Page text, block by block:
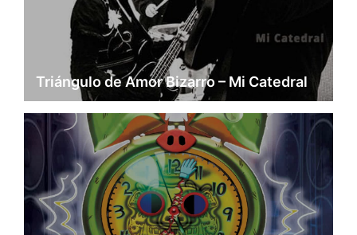
Triángulo de Amor Bizarro – Mi Catedral